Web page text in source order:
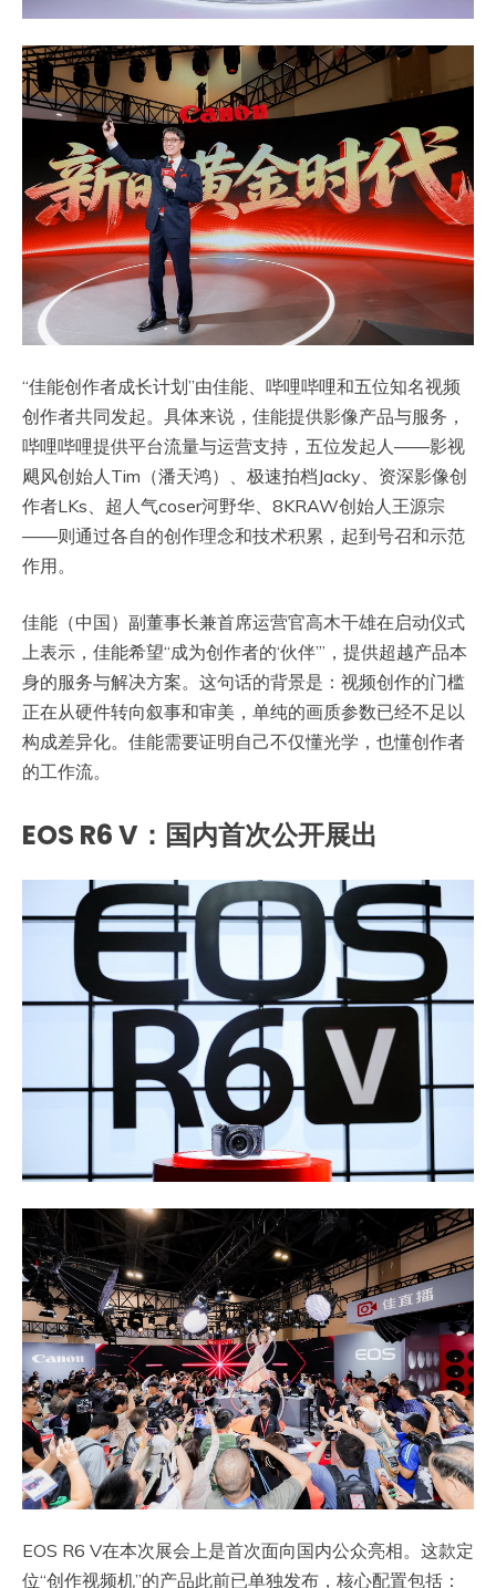
“佳能创作者成长计划”由佳能、哔哩哔哩和五位知名视频
创作者共同发起。具体来说，佳能提供影像产品与服务，
哔哩哔哩提供平台流量与运营支持，五位发起人——影视
飓风创始人Tim（潘天鸿）、极速拍档Jacky、资深影像创
作者LKs、超人气coser河野华、8KRAW创始人王源宗
——则通过各自的创作理念和技术积累，起到号召和示范
作用。
佳能（中国）副董事长兼首席运营官高木干雄在启动仪式
上表示，佳能希望“成为创作者的‘伙伴’”，提供超越产品本
身的服务与解决方案。这句话的背景是：视频创作的门槛
正在从硬件转向叙事和审美，单纯的画质参数已经不足以
构成差异化。佳能需要证明自己不仅懂光学，也懂创作者
的工作流。
EOS R6 V：国内首次公开展出
EOS R6 V在本次展会上是首次面向国内公众亮相。这款定
位“创作视频机”的产品此前已单独发布，核心配置包括：